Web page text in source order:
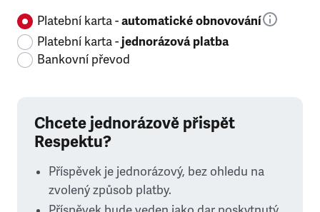
Platební karta -automatické obnovování
Platební karta -jednorázová platba
Bankovní převod
Chcete jednorázově přispět
Respektu?
Příspěvek je jednorázový, bez ohledu na
zvolený způsob platby.